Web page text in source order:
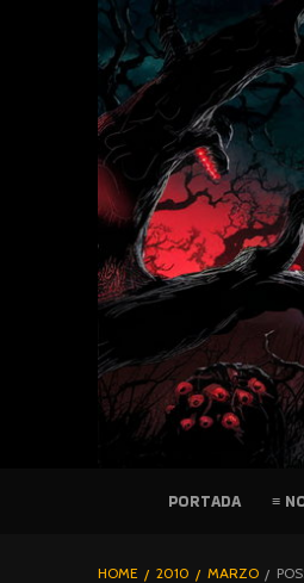
PELICULAS
PORTADA ≡
HOME 2010 MARZO